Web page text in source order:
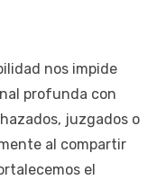
nos impide
profunda con
juzgados o
al compartir
el